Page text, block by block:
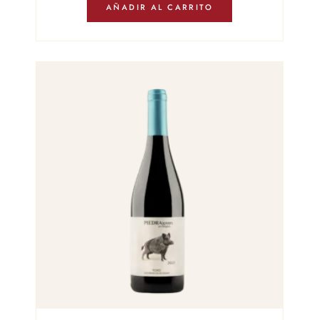
AÑADIR AL CARRITO